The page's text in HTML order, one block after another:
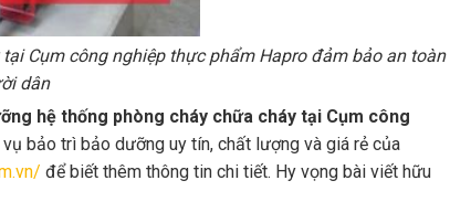
Cụm công nghiệp thực phẩm Hapro đảm bảo an toàn
dân
hệ thống phòng cháy chữa cháy tại Cụm công
bảo trì bảo dưỡng uy tín, chất lượng và giá rẻ của
để biết thêm thông tin chi tiết. Hy vọng bài viết hữu